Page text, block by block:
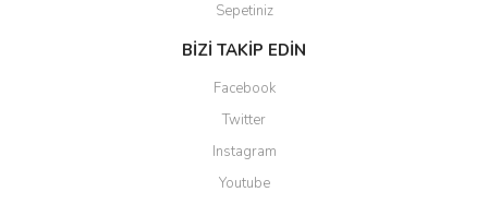
Sepetiniz
BİZİ TAKİP EDİN
Facebook
Twitter
Instagram
Youtube